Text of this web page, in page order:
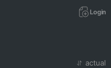
Login
actual